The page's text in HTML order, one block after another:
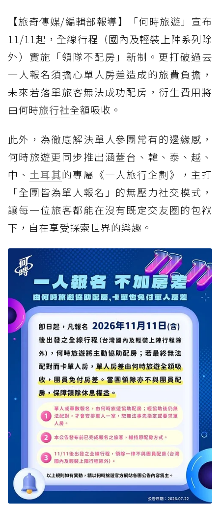
【旅奇傳媒/編輯部報導】「何時旅遊」宣布
11/11起，全線行程（國內及輕裝上陣系列除
外）實施「領隊不配房」新制。更打破過去
一人報名須擔心單人房差造成的旅費負擔，
未來若落單旅客無法成功配房，衍生費用將
由何時旅行社全額吸收。
此外，為徹底解決單人參團常有的邊緣感，
何時旅遊更同步推出涵蓋台、韓、泰、越、
中、 土耳其的專屬《一人旅行企劃》，主打
「全團皆為單人報名」的無壓力社交模式，
讓每一位旅客都能在沒有既定交友圈的包袱
下，自在享受探索世界的樂趣。